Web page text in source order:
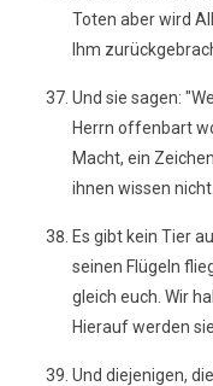
Toten aber wird
Ihm
Und sie sagen:
Herrn offenbart
Macht, ein
ihnen wissen nicht.
Es gibt kein Tier
seinen Flügeln
gleich euch. Wir
Hierauf werden
Und diejenigen,